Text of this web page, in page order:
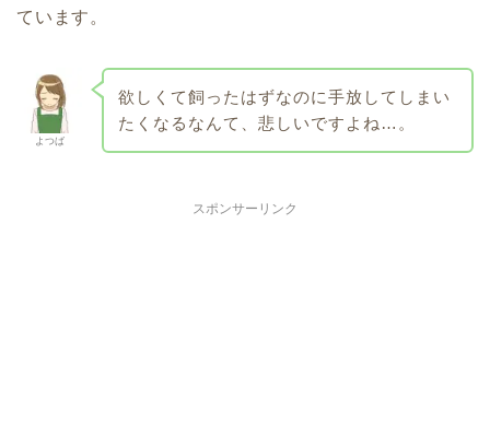
ています。
よつば
欲しくて飼ったはずなのに手放してしまい
たくなるなんて、悲しいですよね…。
スポンサーリンク